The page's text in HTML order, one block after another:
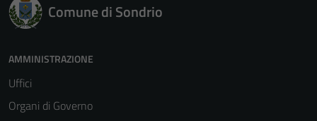
Comune di Sondrio
AMMINISTRAZIONE
Uffici
Organi di Governo